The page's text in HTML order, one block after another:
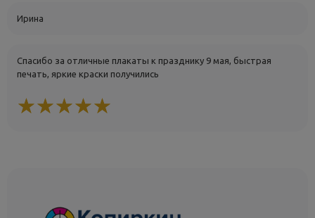
Ирина
Спасибо за отличные плакаты к празднику 9 мая, быстрая
печать, яркие краски получились
☆☆☆☆☆
★★★★★